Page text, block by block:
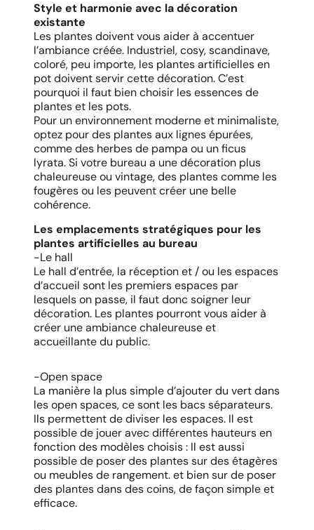
Style et harmonie avec la décoration
existante
Les plantes doivent vous aider à accentuer
l’ambiance créée. Industriel, cosy, scandinave,
coloré, peu importe, les plantes artificielles en
pot doivent servir cette décoration. C’est
pourquoi il faut bien choisir les essences de
plantes et les pots.
Pour un environnement moderne et minimaliste,
optez pour des plantes aux lignes épurées,
comme des herbes de pampa ou un ficus
lyrata. Si votre bureau a une décoration plus
chaleureuse ou vintage, des plantes comme les
fougères ou les peuvent créer une belle
cohérence.
Les emplacements stratégiques pour les
plantes artificielles au bureau
-Le hall
Le hall d’entrée, la réception et / ou les espaces
d’accueil sont les premiers espaces par
lesquels on passe, il faut donc soigner leur
décoration. Les plantes pourront vous aider à
créer une ambiance chaleureuse et
accueillante du public.
-Open space
La manière la plus simple d’ajouter du vert dans
les open spaces, ce sont les bacs séparateurs.
Ils permettent de diviser les espaces. Il est
possible de jouer avec différentes hauteurs en
fonction des modèles choisis : Il est aussi
possible de poser des plantes sur des étagères
ou meubles de rangement. et bien sur de poser
des plantes dans des coins, de façon simple et
efficace.